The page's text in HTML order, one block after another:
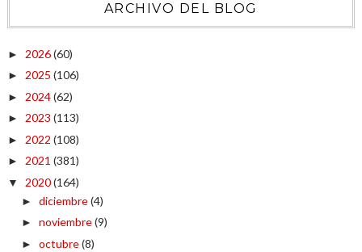
ARCHIVO DEL BLOG
► 2026(60)
► 2025 (106)
► 2024(62)
► 2023 (113)
► 2022 (108)
► 2021 (381)
▼ 2020(164)
► diciembre(4)
► noviembre(9)
► octubre(8)